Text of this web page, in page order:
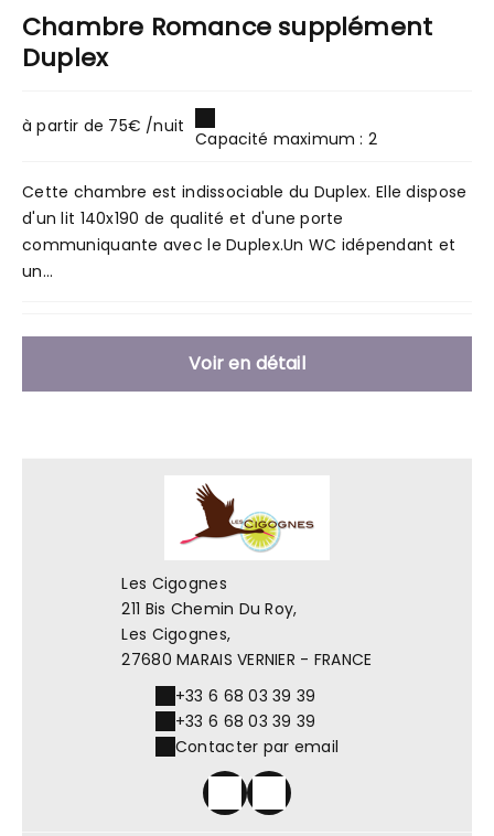
Chambre Romance supplément
Duplex
à partir de 75€ /nuit
Capacité maximum : 2
Cette chambre est indissociable du Duplex. Elle dispose
d'un lit 140x190 de qualité et d'une porte
communiquante avec le Duplex.Un WC idépendant et
un...
Voir en détail
Les Cigognes
211 Bis Chemin Du Roy,
Les Cigognes,
27680 MARAIS VERNIER - FRANCE
+33 6 68 03 39 39
+33 6 68 03 39 39
Contacter par email